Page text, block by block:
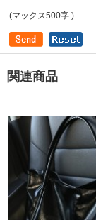
(マックス500字.)
関連商品